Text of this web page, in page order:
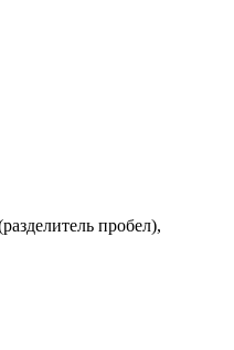
пробел),